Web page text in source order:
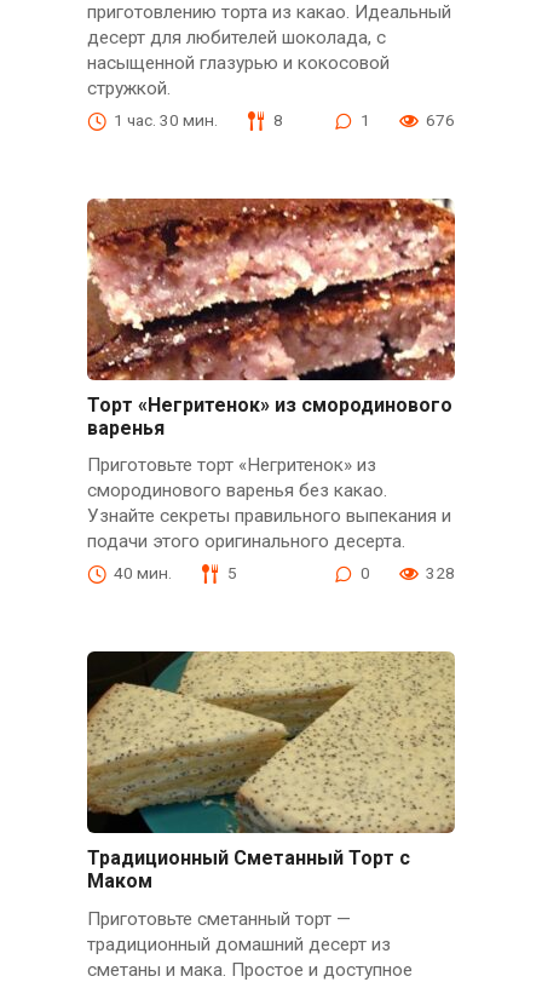
приготовлению торта из какао. Идеальный
десерт для любителей шоколада, с
насыщенной глазурью и кокосовой
стружкой.
1 час. 30 мин. 8 1 676
Торт «Негритенок» из смородинового
варенья
Приготовьте торт «Негритенок» из
смородинового варенья без какао.
Узнайте секреты правильного выпекания и
подачи этого оригинального десерта.
40 мин. 5 0 328
Традиционный Сметанный Торт с
Маком
Приготовьте сметанный торт —
традиционный домашний десерт из
сметаны и мака. Простое и доступное